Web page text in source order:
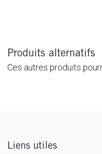
Produits alternatifs
Ces autres produits
Liens utiles